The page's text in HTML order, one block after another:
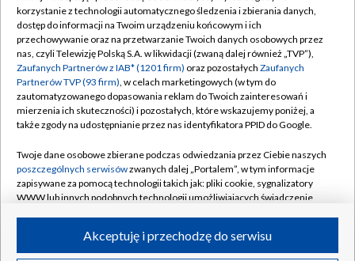
TVP
Abonament TVP
Emisja w TVP
Centrum informacji TVP
Naziemna Telewizja Cyfrowa
Rada Programowa
System NOS
Informacje o nadawcy
Program dla prasy
Regulamin TVP
Polityka prywatności
Moje zgody
Pomoc
Kontakt
Kanały
korzystanie z technologii automatycznego śledzenia i zbierania danych,
dostęp do informacji na Twoim urządzeniu końcowym i ich
przechowywanie oraz na przetwarzanie Twoich danych osobowych przez
nas, czyli Telewizję Polską S.A. w likwidacji (zwaną dalej również „TVP”),
Zaufanych Partnerów z IAB* (1201 firm) oraz pozostałych Zaufanych
Partnerów TVP (93 firm), w celach marketingowych (w tym do
zautomatyzowanego dopasowania reklam do Twoich zainteresowań i
mierzenia ich skuteczności) i pozostałych, które wskazujemy poniżej, a
także zgody na udostępnianie przez nas identyfikatora PPID do Google.
Twoje dane osobowe zbierane podczas odwiedzania przez Ciebie naszych
poszczególnych serwisówzwanych dalej „Portalem”, w tym informacje
zapisywane za pomocą technologii takich jak: pliki cookie, sygnalizatory
WWW lub innych podobnych technologii umożliwiających świadczenie
ruchu w Internecie.Akceptuję i przechodzę do serwisu